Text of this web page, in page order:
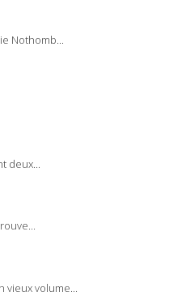
Nothomb...
deux...
vieux volume...